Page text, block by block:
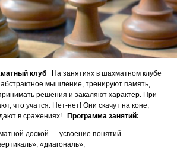
клуб На занятиях в шахматном клубе
абстрактное мышление, тренируют память,
решения и закаляют характер. При
что учатся. Нет-нет! Они скачут на коне,
в сражениях!
Программа занятий:
доской — усвоение понятий
«диагональ»,